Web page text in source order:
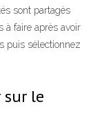
sont partagés
à faire après avoir
puis sélectionnez
sur le